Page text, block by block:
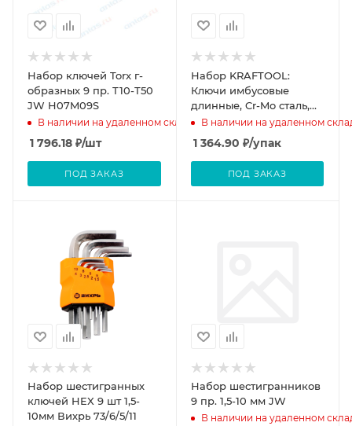
Набор ключей Torx г-
образных 9 пр. Т10-Т50
JW H07M09S
В наличии на удаленном складе
1 796.18 ₽/шт
ПОД ЗАКАЗ
Набор KRAFTOOL:
Ключи имбусовые
длинные, Cr-Mo сталь,
держатель-рукоятка,
HEX 2-10мм, 8 пред
В наличии на удаленном
1 364.90 ₽/упак
ПОД ЗАКАЗ
Набор шестигранных
ключей HEX 9 шт 1,5-
10мм Вихрь 73/6/5/11
Набор шестигранников
9 пр. 1,5-10 мм JW
В наличии на удаленном